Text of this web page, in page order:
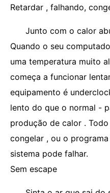
Retardar , falhando,
Junto com o calor
Quando o seu
uma temperatura muito
começa a funcionar
equipamento é
lento do que o normal -
produção de calor .
congelar , ou o
sistema pode falhar.
Sem escape